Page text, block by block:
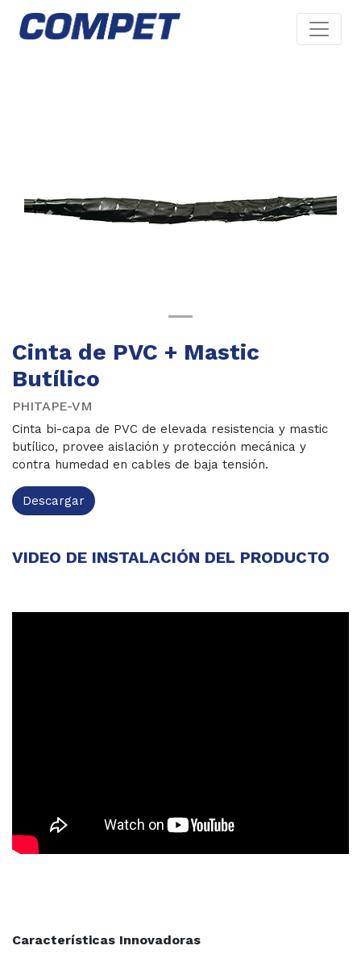
Previous
Cinta de PVC + Mastic
Butílico
PHITAPE-VM
Cinta bi-capa de PVC de elevada resistencia y mastic
butílico, provee aislación y protección mecánica y
contra humedad en cables de baja tensión.
Descargar
VIDEO DE INSTALACIÓN DEL PRODUCTO
Características Innovadoras